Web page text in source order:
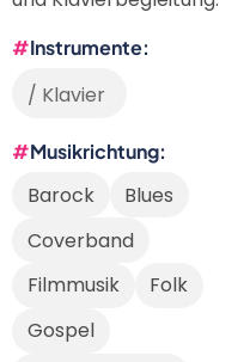
Instrumente
/ Klavier
Musikrichtung
Barock
Blues
Coverband
Filmmusik
Folk
Gospel